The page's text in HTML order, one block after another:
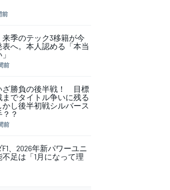
前
前
季のテック3移籍が今
へ。本人認める「本当
前
ざ勝負の後半戦！ 目標
までタイトル争いに残る
し後半初戦シルバース
？？
、2026年新パワーユニ
不足は「1月になって理